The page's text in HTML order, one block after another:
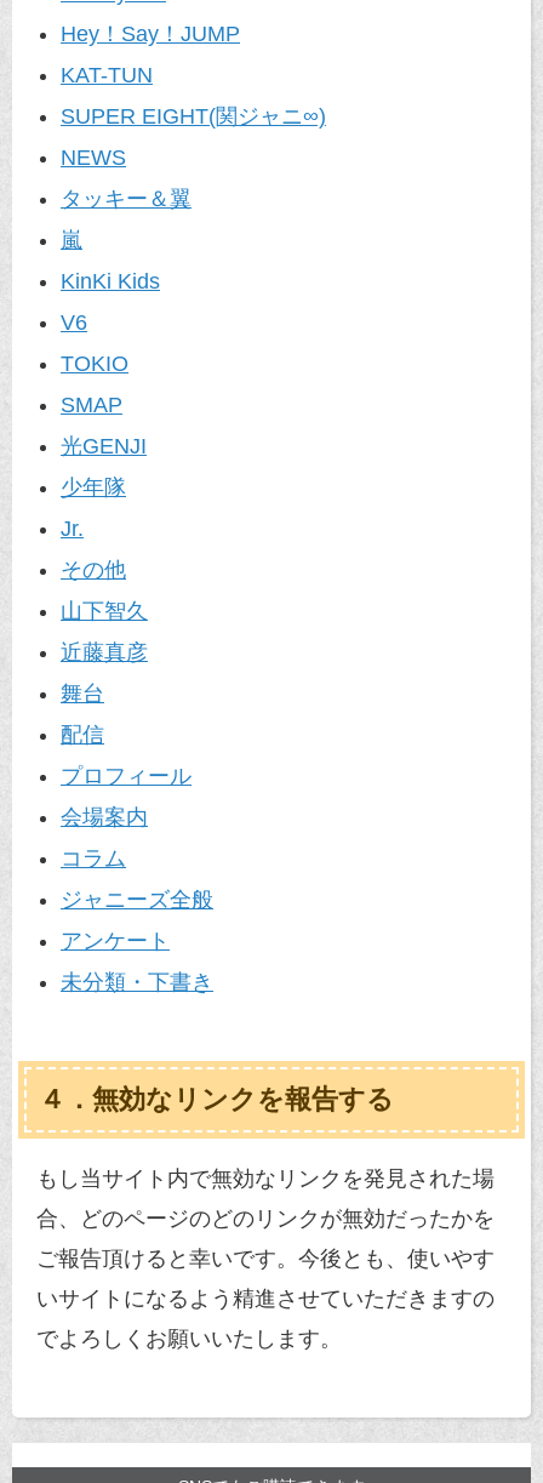
Hey！Say！JUMP
KAT-TUN
SUPER EIGHT(関ジャニ∞)
NEWS
タッキー＆翼
嵐
KinKi Kids
V6
TOKIO
SMAP
光GENJI
少年隊
Jr.
その他
山下智久
近藤真彦
舞台
配信
プロフィール
会場案内
コラム
ジャニーズ全般
アンケート
未分類・下書き
４．無効なリンクを報告する
もし当サイト内で無効なリンクを発見された場
合、どのページのどのリンクが無効だったかを
ご報告頂けると幸いです。今後とも、使いやす
いサイトになるよう精進させていただきますの
でよろしくお願いいたします。